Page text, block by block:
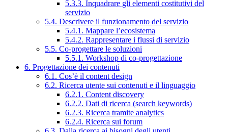
5.3.3. Inquadrare gli elementi costitutivi del
servizio
5.4. Descrivere il funzionamento del servizio
5.4.1. Mappare l’ecosistema
5.4.2. Rappresentare i flussi di servizio
5.5. Co-progettare le soluzioni
5.5.1. Workshop di co-progettazione
6. Progettazione dei contenuti
6.1. Cos’è il content design
6.2. Ricerca utente sui contenuti e il linguaggio
6.2.1. Content discovery
6.2.2. Dati di ricerca (search keywords)
6.2.3. Ricerca tramite analytics
6.2.4. Ricerca sui forum